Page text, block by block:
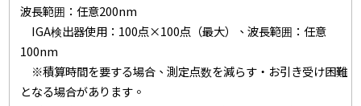
波長範囲：任意200nm
IGA検出器使用：100点×100点（最大）、波長範囲：任意
100nm
※積算時間を要する場合、測定点数を減らす・お引き受け困難
となる場合があります。